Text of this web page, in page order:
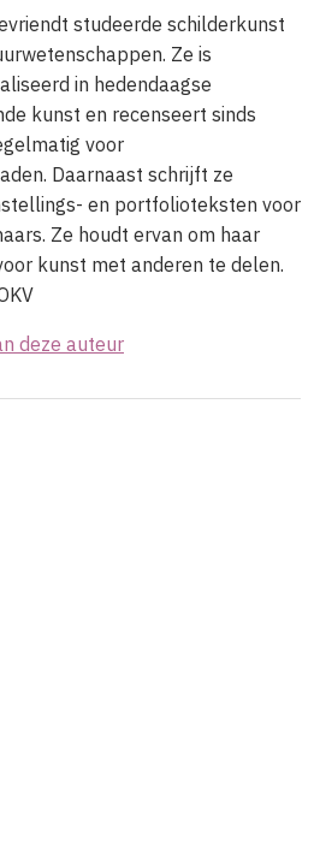
studeerde schilderkunst
Ze is
in hedendaagse
kunst en recenseert sinds
voor
Daarnaast schrijft ze
en portfolioteksten voor
Ze houdt ervan om haar
kunst met anderen te delen.
deze auteur